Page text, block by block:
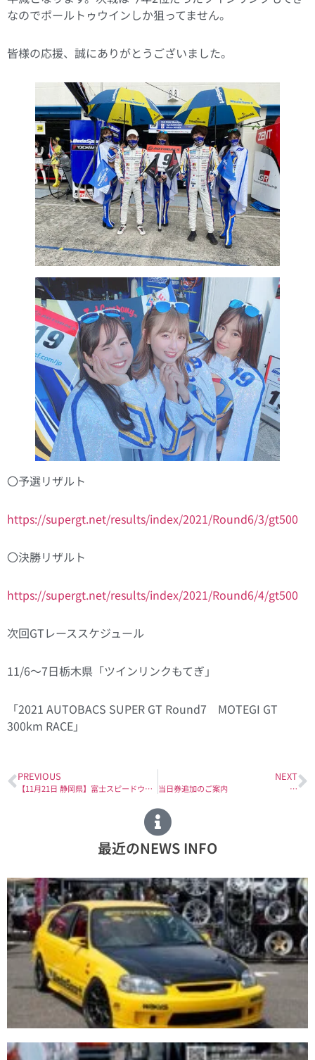
なのでポールトゥウインしか狙ってません。
皆様の応援、誠にありがとうございました。
〇予選リザルト
https://supergt.net/results/index/2021/Round6/3/gt500
〇決勝リザルト
https://supergt.net/results/index/2021/Round6/4/gt500
次回GTレーススケジュール
11/6～7日栃木県「ツインリンクもてぎ」
「2021 AUTOBACS SUPER GT Round7 MOTEGI GT
300km RACE」
PREVIOUS
【11月21日 静岡県】富士スピードウェイにて開催される『FUJI 86 STYLE with BRZ 2021 Part2』に出展致します。
NEXT
当日券追加のご案内
最近のNEWS INFO